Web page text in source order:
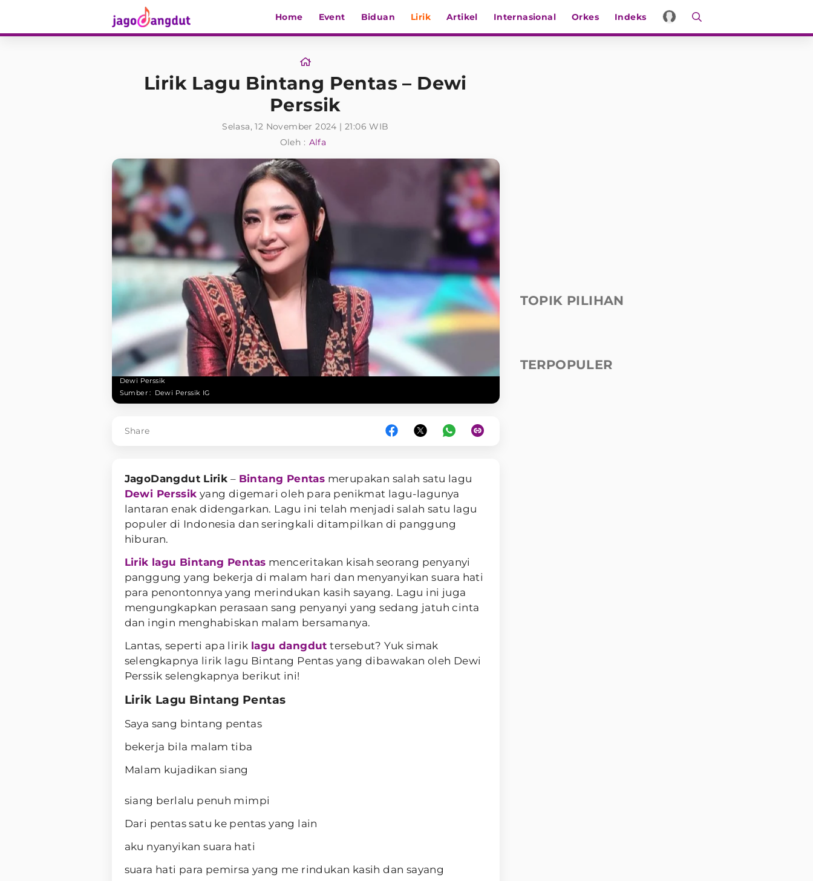
Home Event Biduan Lirik Artikel Internasional Orkes Indeks
Lirik Lagu Bintang Pentas – Dewi
Perssik
Selasa, 12 November 2024 | 21:06 WIB
Oleh : Alfa
Dewi Perssik
Sumber : Dewi Perssik IG
Share
JagoDangdut Lirik – Bintang Pentas merupakan salah satu lagu
Dewi Perssik yang digemari oleh para penikmat lagu-lagunya
lantaran enak didengarkan. Lagu ini telah menjadi salah satu lagu
populer di Indonesia dan seringkali ditampilkan di panggung
hiburan.
Lirik lagu Bintang Pentas menceritakan kisah seorang penyanyi
panggung yang bekerja di malam hari dan menyanyikan suara hati
para penontonnya yang merindukan kasih sayang. Lagu ini juga
mengungkapkan perasaan sang penyanyi yang sedang jatuh cinta
dan ingin menghabiskan malam bersamanya.
Lantas, seperti apa lirik lagu dangdut tersebut? Yuk simak
selengkapnya lirik lagu Bintang Pentas yang dibawakan oleh Dewi
Perssik selengkapnya berikut ini!
Lirik Lagu Bintang Pentas
Saya sang bintang pentas
bekerja bila malam tiba
Malam kujadikan siang
siang berlalu penuh mimpi
Dari pentas satu ke pentas yang lain
aku nyanyikan suara hati
suara hati para pemirsa yang me rindukan kasih dan sayang
TOPIK PILIHAN
TERPOPULER